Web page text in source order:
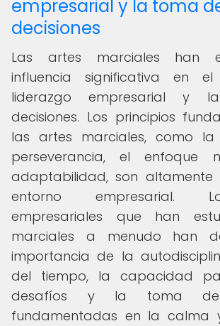
empresarial y la toma
decisiones
Las artes marciales han
influencia significativa en
liderazgo empresarial y
decisiones. Los principios
las artes marciales, como la
perseverancia, el enfoque
adaptabilidad, son altamente
entorno empresarial.
empresariales que han
marciales a menudo han
importancia de la
del tiempo, la capacidad
desafíos y la toma de
fundamentadas en la calma